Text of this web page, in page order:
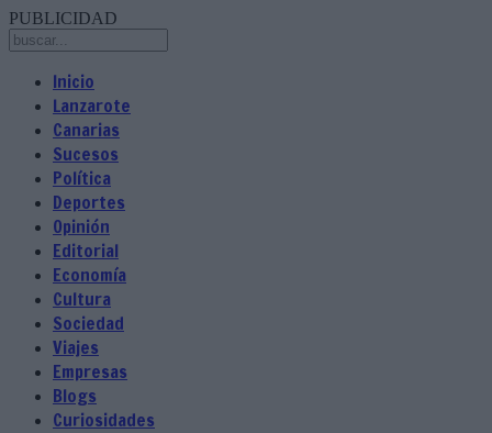
PUBLICIDAD
Inicio
Lanzarote
Canarias
Sucesos
Política
Deportes
Opinión
Editorial
Economía
Cultura
Sociedad
Viajes
Empresas
Blogs
Curiosidades